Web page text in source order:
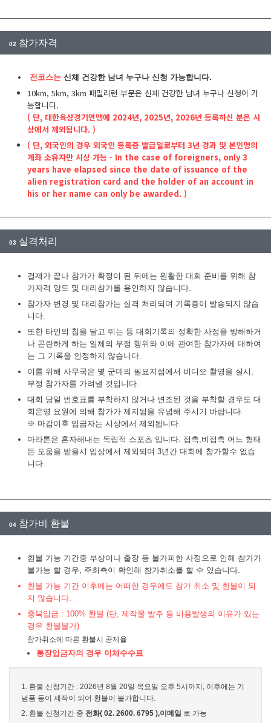
02 참가자격
전코스는 신체 건강한 남녀 누구나 신청 가능합니다.
10km, 5km, 3km 패밀리런 부문은 신체 건강한 남녀 누구나 신청이 가
능합니다.
( 단, 대한육상경기연맹에 2024년, 2025년, 2026년 등록하신 분은 시
상에서 제외됩니다. )
( 단, 외국인의 경우 외국인 등록증 발급일로부터 3년 경과 및 본인명의
계좌 소유자만 시상 가능 - In the case of foreigners, only 3
years have elapsed since the date of issuance of the
alien registration card and the holder of an account in
his or her name can only be awarded. )
03 실격처리
결제가 끝나 참가가 확정이 된 뒤에는 원활한 대회 준비를 위해 참
가자격 양도 및 대리참가를 용인하지 않습니다.
참가자 변경 및 대리참가는 실격 처리되며 기록증이 발송되지 않습
니다.
또한 타인의 칩을 달고 뛰는 등 대회기록의 정확한 사정을 방해하거
나 곤란하게 하는 일체의 부정 행위와 이에 관여한 참가자에 대하여
는 그 기록을 인정하지 않습니다.
이를 위해 사무국은 몇 군데의 필요지점에서 비디오 촬영을 실시,
부정 참가자를 가려낼 것입니다.
대회 당일 번호표를 부착하지 않거나 변조된 것을 부착할 경우도 대
회운영 요원에 의해 참가가 제지됨을 유념해 주시기 바랍니다.
※ 마감이후 입금자는 시상에서 제외됩니다.
마라톤은 혼자해내는 독립적 스포츠 입니다. 접촉,비접촉 어느 형태
든 도움을 받을시 입상에서 제외되며 3년간 대회에 참가할수 없습
니다.
04 참가비 환불
환불 가능 기간중 부상이나 출장 등 불가피한 사정으로 인해 참가가
불가능 할 경우, 주최측이 확인해 참가취소를 할 수 있습니다.
환불 가능 기간 이후에는 어떠한 경우에도 참가 취소 및 환불이 되
지 않습니다.
중복입금 : 100% 환불 (단, 제작물 발주 등 비용발생의 이유가 있는
경우 환불불가)
참가취소에 따른 환불시 공제율
통장입금자의 경우 이체수수료
1. 환불 신청기간 : 2026년 8월 20일 목요일 오후 5시까지, 이후에는 기
념품 등이 제작이 되어 환불이 불가합니다.
2. 환불 신청기간 중 전화( 02. 2600. 6795 ),이메일 로 가능